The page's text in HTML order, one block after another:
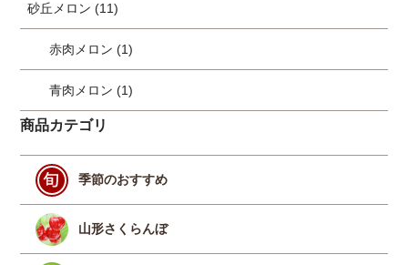
砂丘メロン (11)
赤肉メロン (1)
青肉メロン (1)
商品カテゴリ
季節のおすすめ
山形さくらんぼ